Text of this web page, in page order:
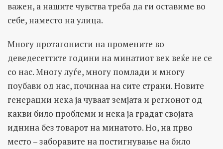
важен, a нашите чувства треба да ги оставиме во
себе, наместо на улица.
Многу протагонисти на промените во
деведесеттите години на минатиот век веќе не се
со нас. Многу луѓе, многу помлади и многу
поубави од нас, починаа на сите страни. Новите
генерации нека ја чуваат земјата и регионот од
какви било проблеми и нека ја градат својата
иднина без товарот на минатото. Но, на прво
место – заборавите на постигнување на било